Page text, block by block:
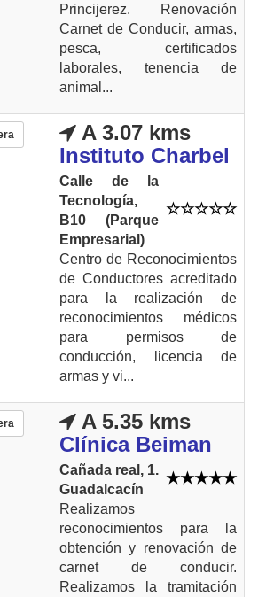
Princijerez. Renovación
Carnet de Conducir, armas,
pesca, certificados
laborales, tenencia de
animal...
A 3.07 kms
Instituto Charbel
Calle de la
Tecnología,
B10 (Parque
Empresarial)
Centro de Reconocimientos
de Conductores acreditado
para la realización de
reconocimientos médicos
para permisos de
conducción, licencia de
armas y vi...
A 5.35 kms
Clínica Beiman
Cañada real, 1.
Guadalcacín
Realizamos
reconocimientos para la
obtención y renovación de
carnet de conducir.
Realizamos la tramitación